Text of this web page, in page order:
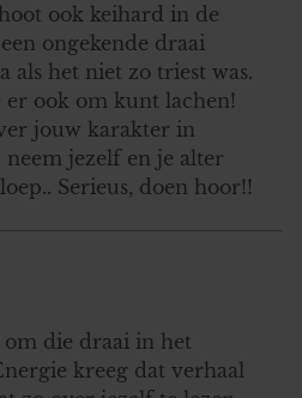
ook keihard in de
ongekende draai
als het niet zo triest was.
er ook om kunt lachen!
jouw karakter in
neem jezelf en je alter
Serieus, doen hoor!!
die draai in het
kreeg dat verhaal